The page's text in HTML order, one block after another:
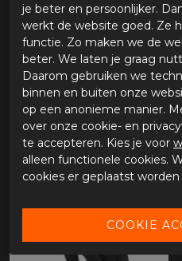
Merk
Leveranciercode
Categorie
Materiaal buitenkant
Bestelcode
GERELATEERDE
je beter en persoonlijker.
werkt de website goed. Ze
functie. Zo maken we de
beter. We laten je graag
Daarom gebruiken we
binnen en buiten onze
op een anonieme manier.
over onze cookie- en
te accepteren. Kies je voor
alleen functionele cookies.
cookies er geplaatst worden